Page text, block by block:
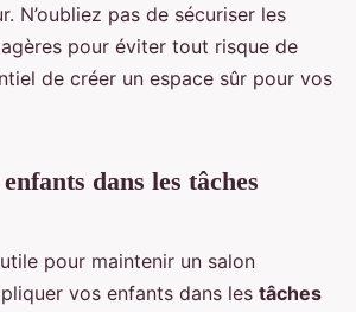
N’oubliez pas de sécuriser les
pour éviter tout risque de
de créer un espace sûr pour vos
dans les tâches
pour maintenir un salon
vos enfants dans les tâches